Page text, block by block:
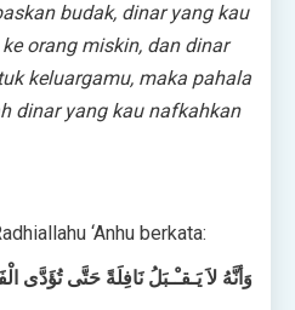
budak, dinar yang kau
orang miskin, dan dinar
keluargamu, maka pahala
dinar yang kau nafkahkan
‘Anhu berkata:
وَأنَّهُ لاَ يَـقـْـبَلُ نَافِلَةً حَتَّى تُؤَدَّى